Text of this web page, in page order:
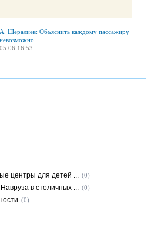
А. Шералиев: Объяснить каждому пассажиру
невозможно
05.06 16:53
центры для детей ... (0)
в столичных ... (0)
(0)